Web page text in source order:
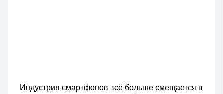
Индустрия смартфонов всё больше смещается в